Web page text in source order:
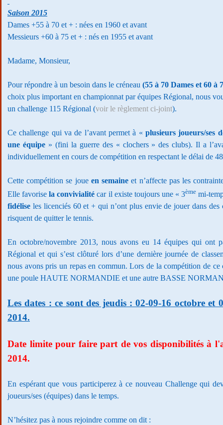
Saison 2015
Dames +55 à 70 et + : nées en 1960 et avant
Messieurs +60 à 75 et + : nés en 1955 et avant
Madame, Monsieur,
Pour répondre à un besoin dans le créneau (55 à 70 Dames et 60 à
choix plus important en championnat par équipes Régional, nous
un challenge 115 Régional (voir le règlement ci-joint).
Ce challenge qui va de l’avant permet à « plusieurs joueurs/ses
une équipe» (fini la guerre des « clochers » des clubs). Il a
individuellement en cours de compétition en respectant le délai de
Cette compétition se joue en semaine et n’affecte pas les
Elle favorisela convivialité car il existe toujours une « 3ème mi-
fidélise les licenciés 60 et + qui n’ont plus envie de jouer dans des
risquent de quitter le tennis.
En octobre/novembre 2013, nous avons eu 14 équipes qui ont
Régional et qui s’est clôturé lors d’une dernière journée de
nous avons pris un repas en commun. Lors de la compétition de ce
une poule HAUTE NORMANDIE et une autre BASSE
Les dates : ce sont des jeudis : 02-09-16 octobre et
2014.
Date limite pour faire part de vos disponibilités à
2014.
En espérant que vous participerez à ce nouveau Challenge qui
joueurs/ses (équipes) dans le temps.
N’hésitez pas à nous rejoindre comme on dit :